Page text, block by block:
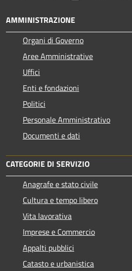
AMMINISTRAZIONE
Organi di Governo
Aree Amministrative
Uffici
Enti e fondazioni
Politici
Personale Amministrativo
Documenti e dati
CATEGORIE DI SERVIZIO
Anagrafe e stato civile
Cultura e tempo libero
Vita lavorativa
Imprese e Commercio
Appalti pubblici
Catasto e urbanistica